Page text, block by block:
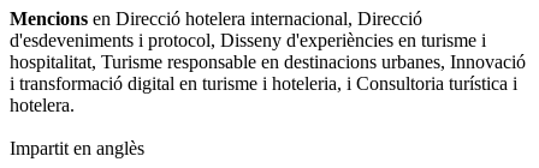
Mencions en Direcció hotelera internacional, Direcció
d'esdeveniments i protocol, Disseny d'experiències en turisme i
hospitalitat, Turisme responsable en destinacions urbanes, Innovació
i transformació digital en turisme i hoteleria, i Consultoria turística i
hotelera.
Impartit en anglès